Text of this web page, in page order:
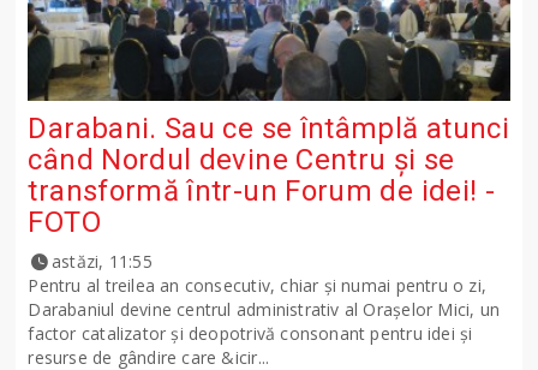
Darabani. Sau ce se întâmplă atunci
când Nordul devine Centru și se
transformă într-un Forum de idei! -
FOTO
astăzi, 11:55
Pentru al treilea an consecutiv, chiar și numai pentru o zi,
Darabaniul devine centrul administrativ al Orașelor Mici, un
factor catalizator și deopotrivă consonant pentru idei și
resurse de gândire care &icir...